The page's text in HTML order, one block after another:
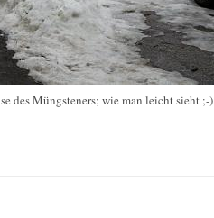
des Müngsteners; wie man leicht sieht ;-)